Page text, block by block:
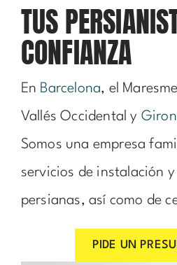
TUS
CONFIANZA
En Barcelona, el
Vallés Occidental y
Somos una empresa
servicios de instalación
persianas, así como de
PIDE UN